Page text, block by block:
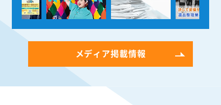
メディア掲載情報